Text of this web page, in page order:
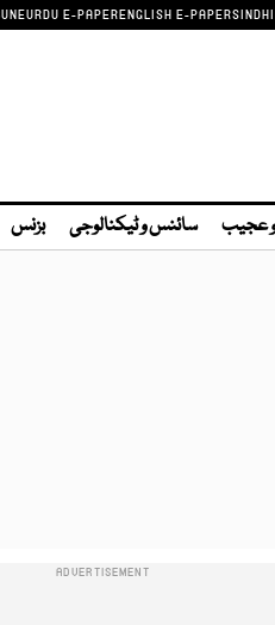
URDU E-PAPERENGLISH E-PAPER
عجیب سائنس و ٹیکنالوجی بزنس